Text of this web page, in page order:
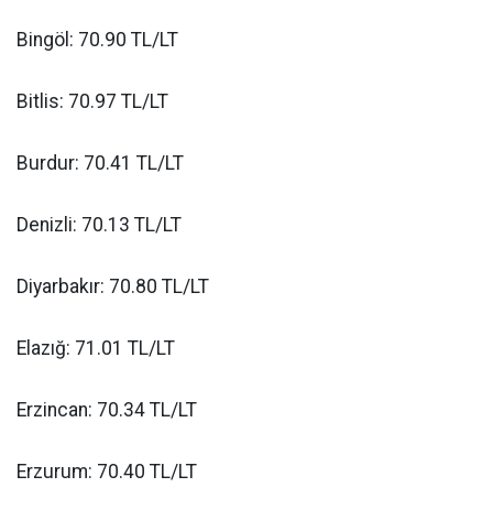
Bingöl: 70.90 TL/LT
Bitlis: 70.97 TL/LT
Burdur: 70.41 TL/LT
Denizli: 70.13 TL/LT
Diyarbakır: 70.80 TL/LT
Elazığ: 71.01 TL/LT
Erzincan: 70.34 TL/LT
Erzurum: 70.40 TL/LT